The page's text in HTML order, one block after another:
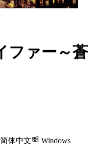
ファー～蒼
简体中文 Windows